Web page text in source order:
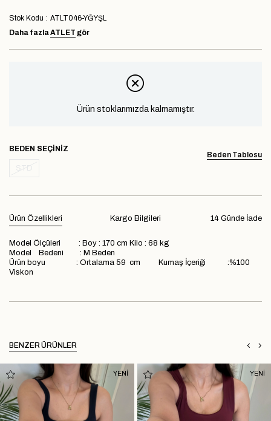
Stok Kodu
ATLT046-YĞYŞL
Daha fazlaATLET gör
Ürün stoklarımızda kalmamıştır.
Beden Tablosu
BEDEN
Ürün Özellikleri 14 Günde İade
Kargo Bilgileri
Model Ölçüleri : Boy : 170 cm Kilo : 68 kg
Model Bedeni : M Beden
Ürün boyu : Ortalama 59 cm Kumaş İçeriği :%100
Viskon
BENZER ÜRÜNLER
YENİ YENİ